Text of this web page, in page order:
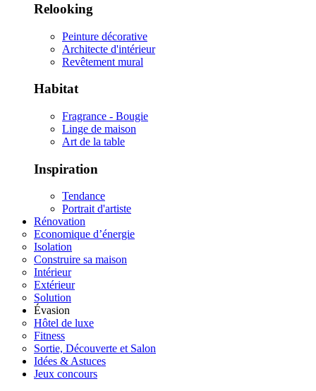
Relooking
Peinture décorative
Architecte d'intérieur
Revêtement mural
Habitat
Fragrance - Bougie
Linge de maison
Art de la table
Inspiration
Tendance
Portrait d'artiste
Rénovation
Economique d’énergie
Isolation
Construire sa maison
Intérieur
Extérieur
Solution
Évasion
Hôtel de luxe
Fitness
Sortie, Découverte et Salon
Idées & Astuces
Jeux concours